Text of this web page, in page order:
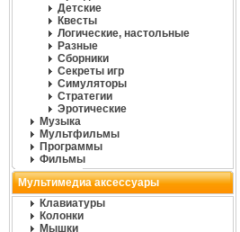
Детские
Квесты
Логические, настольные
Разные
Сборники
Секреты игр
Симуляторы
Стратегии
Эротические
Музыка
Мультфильмы
Программы
Фильмы
Мультимедиа аксессуары
Клавиатуры
Колонки
Мышки